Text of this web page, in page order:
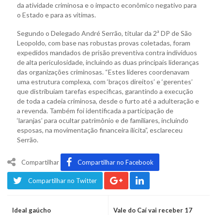
da atividade criminosa e o impacto econômico negativo para
o Estado e para as vítimas.
Segundo o Delegado André Serrão, titular da 2ª DP de São
Leopoldo, com base nas robustas provas coletadas, foram
expedidos mandados de prisão preventiva contra indivíduos
de alta periculosidade, incluindo as duas principais lideranças
das organizações criminosas. “Estes líderes coordenavam
uma estrutura complexa, com ‘braços direitos’ e ‘gerentes’
que distribuíam tarefas específicas, garantindo a execução
de toda a cadeia criminosa, desde o furto até a adulteração e
a revenda. Também foi identificada a participação de
‘laranjas’ para ocultar patrimônio e de familiares, incluindo
esposas, na movimentação financeira ilícita”, esclareceu
Serrão.
Compartilhar Compartilhar no Facebook
Compartilhar no Twitter
Ideal gaúcho
Vale do Caí vai receber 17